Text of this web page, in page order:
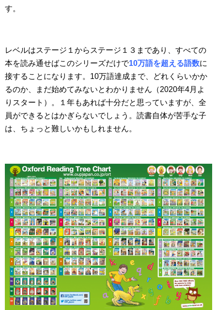
す。
レベルはステージ１からステージ１３まであり、すべての
本を読み通せばこのシリーズだけで10万語を超える語数に
接することになります。10万語達成まで、どれくらいかか
るのか、まだ始めてみないとわかりません（2020年4月よ
りスタート）。１年もあれば十分だと思っていますが、全
員ができるとはかぎらないでしょう。読書自体が苦手な子
は、ちょっと難しいかもしれません。